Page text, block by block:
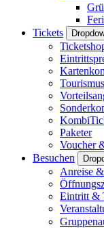
Tickets
Paketer
Voucher
Besuchen
Anreise
Eintritt &